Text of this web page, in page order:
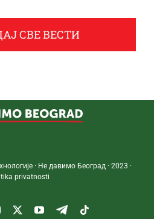
СВЕ ВЕСТИ
· Не давимо Београд · 2023 ·
privatnosti
Instagram
TwitterYouTube
Telegram